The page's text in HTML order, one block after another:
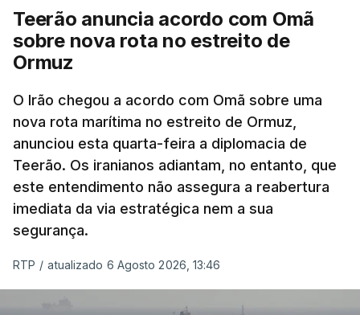
americana em projetos no Médio Oriente,
nomeadamente no Iraque.
militar deverá ficar nos 60 por cento de
território de Gaza que Israel controla e a cerca
de 1,5 quilómetros da fronteira com Israel.
Permite, desta forma, uma extração rápida em
caso de ataque.
Segundo um funcionário do Conselho de Paz, a
organização está na “fase final de preparação de
Teerão anuncia acordo com Omã
sobre nova rota no estreito de
Ormuz
O Irão chegou a acordo com Omã sobre uma
nova rota marítima no estreito de Ormuz,
anunciou esta quarta-feira a diplomacia de
Teerão. Os iranianos adiantam, no entanto, que
este entendimento não assegura a reabertura
imediata da via estratégica nem a sua
segurança.
RTP / atualizado 6 Agosto 2026, 13:46